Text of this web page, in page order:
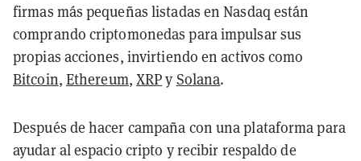
firmas más pequeñas listadas en Nasdaq están
comprando criptomonedas para impulsar sus
propias acciones, invirtiendo en activos como
Bitcoin, Ethereum, XRPy Solana.
Después de hacer campaña con una plataforma para
ayudar al espacio cripto y recibir respaldo de